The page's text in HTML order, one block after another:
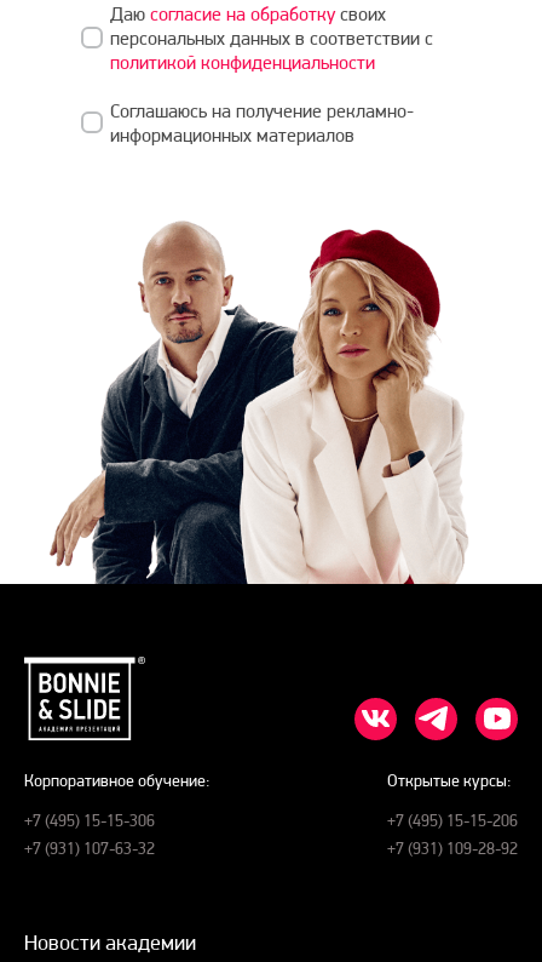
Даю согласие на обработкусвоих
персональных данных в соответствии с
политикой конфиденциальности
Соглашаюсь на получение рекламно-
информационных материалов
Корпоративное обучение:
+7 (495) 15-15-306
+7 (931) 107-63-32
Открытые курсы:
+7 (495) 15-15-206
+7 (931) 109-28-92
Новости академии